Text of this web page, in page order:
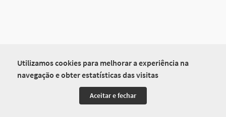
Utilizamos cookies para melhorar a experiência na
navegação e obter estatísticas das visitas
Aceitar e fechar